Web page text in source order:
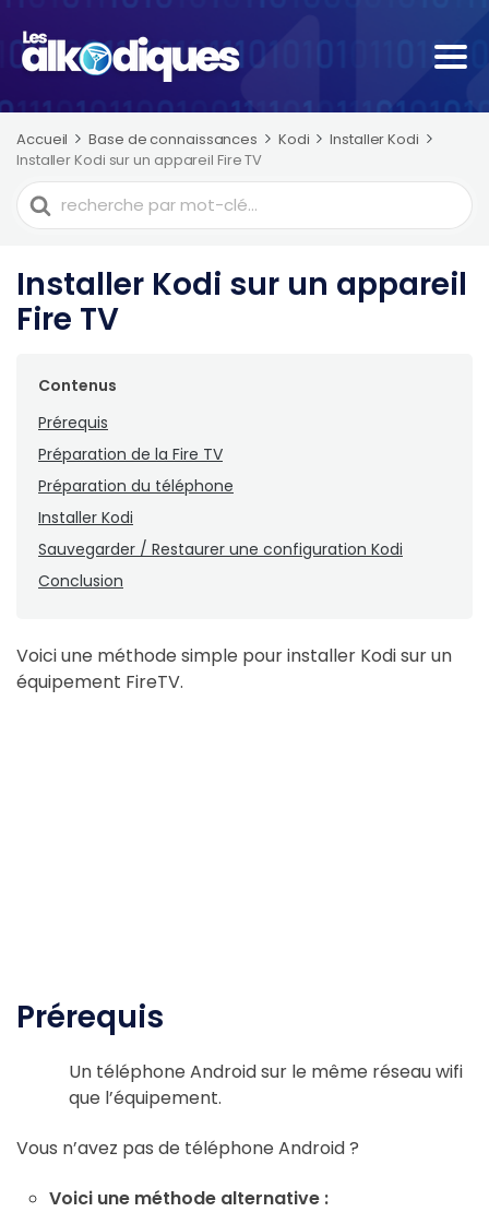
Accueil Base de connaissances Kodi
Installer Kodi
Installer Kodi sur un appareil Fire TV
Recherche
de
Installer Kodi sur un appareil
Fire TV
Contenus
Prérequis
Préparation de la Fire TV
Préparation du téléphone
Installer Kodi
Sauvegarder / Restaurer une configuration Kodi
Conclusion
Voici une méthode simple pour installer Kodi sur un
équipement FireTV.
Prérequis
Un téléphone Android sur le même réseau wifi
que l’équipement.
Vous n’avez pas de téléphone Android ?
Voici une méthode alternative :